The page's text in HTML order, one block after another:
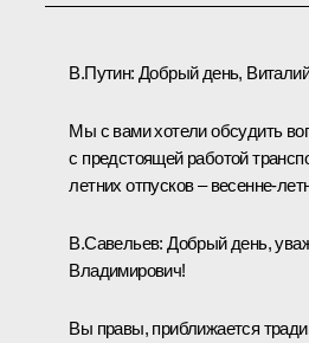
В.Путин: Добрый день,
Мы с вами хотели обсудить
с предстоящей работой
летних отпусков – весенне-
В.Савельев: Добрый день,
Владимирович!
Вы правы, приближается